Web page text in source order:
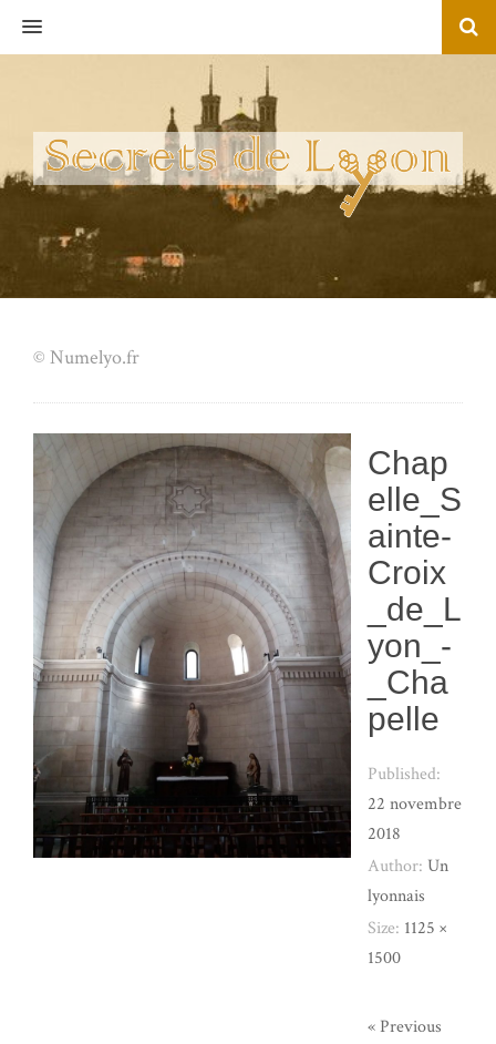
MENU
© Numelyo.fr
Chap
elle_S
ainte-
Croix
_de_L
yon_-
_Cha
pelle
Published:
22 novembre
2018
Author:Un
lyonnais
Size: 1125 ×
1500
« Previous